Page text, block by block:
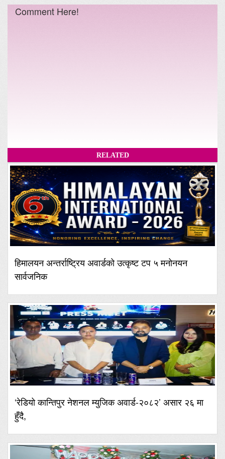
Comment Here!
RELATED
हिमालयन अन्तर्राष्ट्रिय अवार्डको उत्कृष्ट टप ५ मनोनयन
सार्वजनिक
‘रेडियो कान्तिपुर नेशनल म्युजिक अवार्ड-२०८२’ असार २६ मा
हुँदै,